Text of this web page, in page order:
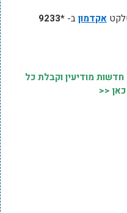
אקדמוןב- *9233
מודיעין וקבלת כל
<<